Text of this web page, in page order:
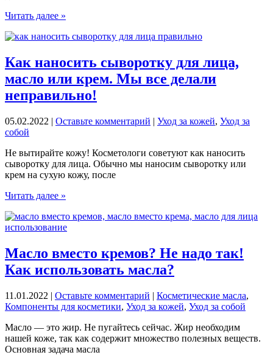
Этапы
за
лица
в
домашних
условиях.
5
бьюти-
рутины
Читать далее »
Как наносить сыворотку для лица,
масло или крем. Мы все делали
неправильно!
05.02.2022 | Оставьте комментарий | Уход за кожей, Уход за
собой
Не вытирайте кожу! Косметологи советуют как наносить
сыворотку для лица. Обычно мы наносим сыворотку или
крем на сухую кожу, после
Как
сыворотку
для
масло
или
крем.
все
делали
Читать далее »
Масло вместо кремов? Не надо так!
Как использовать масла?
11.01.2022 | Оставьте комментарий | Косметические масла,
Компоненты для косметики, Уход за кожей, Уход за собой
Масло — это жир. Не пугайтесь сейчас. Жир необходим
нашей коже, так как содержит множество полезных веществ.
Основная задача масла